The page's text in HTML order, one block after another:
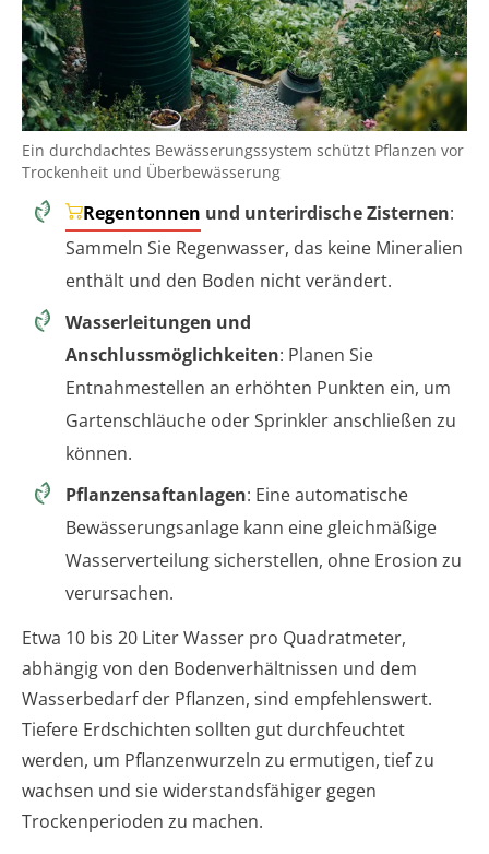
Ein durchdachtes Bewässerungssystem schützt Pflanzen vor
Trockenheit und Überbewässerung
Regentonnen und unterirdische Zisternen:
Sammeln Sie Regenwasser, das keine Mineralien
enthält und den Boden nicht verändert.
Wasserleitungen und
Anschlussmöglichkeiten: Planen Sie
Entnahmestellen an erhöhten Punkten ein, um
Gartenschläuche oder Sprinkler anschließen zu
können.
Pflanzensaftanlagen: Eine automatische
Bewässerungsanlage kann eine gleichmäßige
Wasserverteilung sicherstellen, ohne Erosion zu
verursachen.
Etwa 10 bis 20 Liter Wasser pro Quadratmeter,
abhängig von den Bodenverhältnissen und dem
Wasserbedarf der Pflanzen, sind empfehlenswert.
Tiefere Erdschichten sollten gut durchfeuchtet
werden, um Pflanzenwurzeln zu ermutigen, tief zu
wachsen und sie widerstandsfähiger gegen
Trockenperioden zu machen.